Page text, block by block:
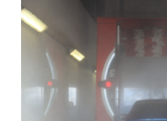
kuvaa
isompana